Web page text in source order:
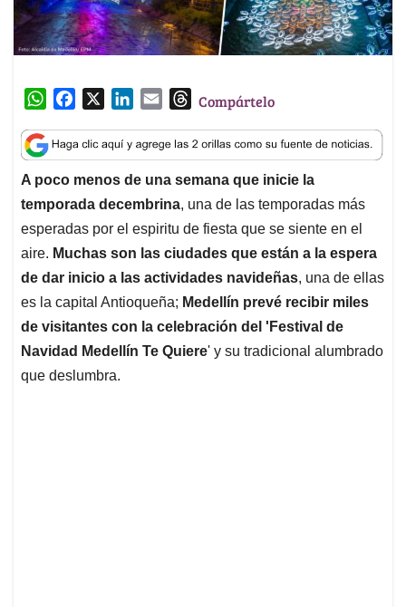
W
a
t
s
A
p
p
c
e
b
o
o
k
n
k
e
d
I
n
a
i
l
T
r
e
a
d
s
Compártelo
A poco menos de una semana que inicie la
temporada decembrina, una de las temporadas más
esperadas por el espiritu de fiesta que se siente en el
aire. Muchas son las ciudades que están a la espera
de dar inicio a las actividades navideñas, una de ellas
es la capital Antioqueña; Medellín prevé recibir miles
de visitantes con la celebración del 'Festival de
Navidad Medellín Te Quiere' y su tradicional alumbrado
que deslumbra.